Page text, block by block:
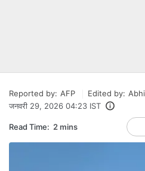
Reported by: AFP Edited by:
जनवरी 29, 2026 04:23 IST
Read Time: 2 mins